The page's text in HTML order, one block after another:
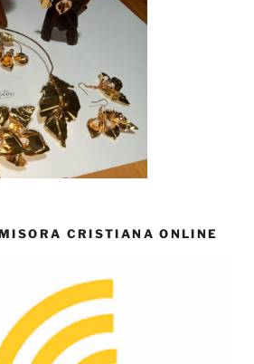
CRISTIANA ONLINE